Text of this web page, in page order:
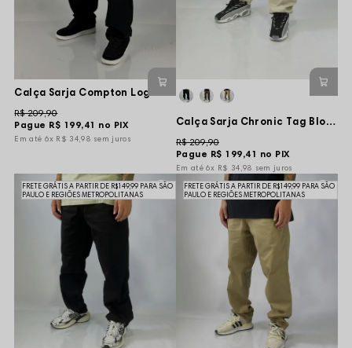
Pague R$ 199,41 no PIX
R$ 209,90
6x R$ 34,98 sem juros
Calça Sarja Chronic Tag Blood Marginal - Creme
Pague R$ 199,41 no PIX
R$ 209,90
6x R$ 34,98 sem juros
FRETE GRÁTIS A PARTIR DE R$149,99 PARA SÃO
PAULO E REGIÕES METROPOLITANAS
FRETE GRÁTIS A PARTIR DE R$149,99 PARA SÃO
PAULO E REGIÕES METROPOLITANAS